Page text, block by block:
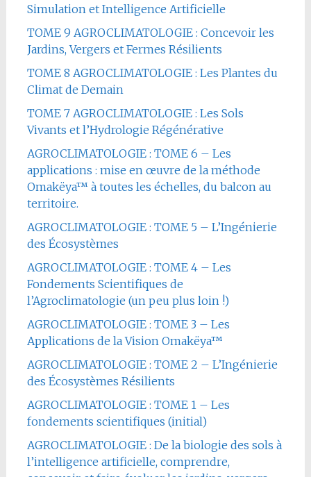
Simulation et Intelligence Artificielle
TOME 9 AGROCLIMATOLOGIE : Concevoir les
Jardins, Vergers et Fermes Résilients
TOME 8 AGROCLIMATOLOGIE : Les Plantes du
Climat de Demain
TOME 7 AGROCLIMATOLOGIE : Les Sols
Vivants et l’Hydrologie Régénérative
AGROCLIMATOLOGIE : TOME 6 – Les
applications : mise en œuvre de la méthode
Omakëya™ à toutes les échelles, du balcon au
territoire.
AGROCLIMATOLOGIE : TOME 5 – L’Ingénierie
des Écosystèmes
AGROCLIMATOLOGIE : TOME 4 – Les
Fondements Scientifiques de
l’Agroclimatologie (un peu plus loin !)
AGROCLIMATOLOGIE : TOME 3 – Les
Applications de la Vision Omakëya™
AGROCLIMATOLOGIE : TOME 2 – L’Ingénierie
des Écosystèmes Résilients
AGROCLIMATOLOGIE : TOME 1 – Les
fondements scientifiques (initial)
AGROCLIMATOLOGIE : De la biologie des sols à
l’intelligence artificielle, comprendre,